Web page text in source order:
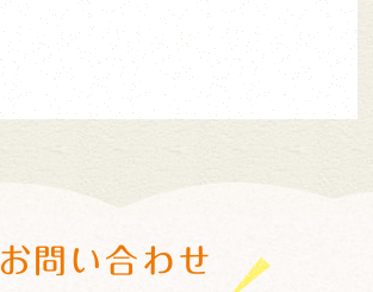
お問い合わせ